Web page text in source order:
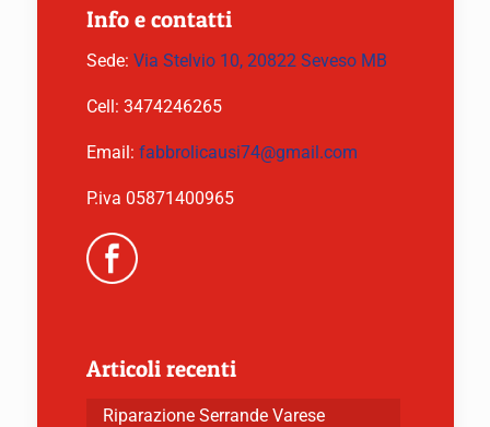
Info e contatti
Sede: Via Stelvio 10, 20822 Seveso MB
Cell: 3474246265
Email: fabbrolicausi74@gmail.com
P.iva 05871400965
Articoli recenti
Riparazione Serrande Varese